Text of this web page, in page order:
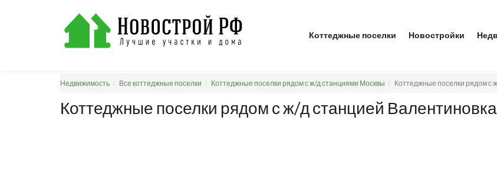
Коттеджные поселки Новостройки
Недвижимость Все коттеджные поселки Коттеджные поселки рядом с ж/д станциями Москвы Коттеджные поселки рядом с
Коттеджные поселки рядом с ж/д станцией Валентиновка